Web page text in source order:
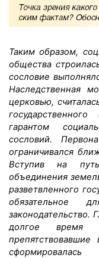
Таким образом,
общества
сословие
Наследственная
церковью,
гарантом
сословий.
ограничивался
Вступив на
объединения
разветвленного
обязательное
законодательство.
долгое время